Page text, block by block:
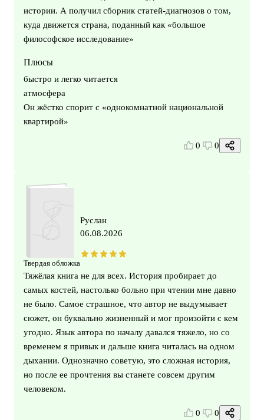
истории. А получил сборник статей-диагнозов о том,
куда движется страна, поданный как «большое
философское исследование»
Плюсы
быстро и легко читается
атмосфера
Он жёстко спорит с «однокомнатной национальной
квартирой»
0 0
Твердая обложка
Руслан
06.08.2026
Тяжёлая книга не для всех. История пробирает до
самых костей, настолько больно при чтении мне давно
не было. Самое страшное, что автор не выдумывает
сюжет, он буквально жизненный и мог произойти с кем
угодно. Язык автора по началу давался тяжело, но со
временем я привык и дальше книга читалась на одном
дыхании. Однозначно советую, это сложная история,
но после ее прочтения вы станете совсем другим
человеком.
0 0